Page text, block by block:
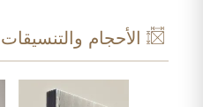
الأحجام